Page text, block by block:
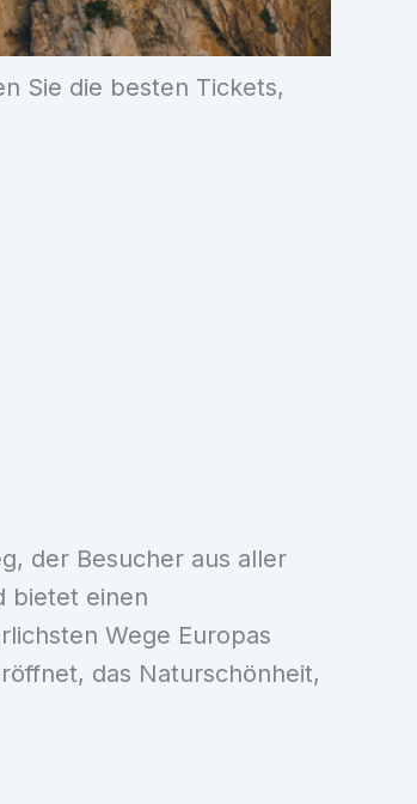
Sie die besten Tickets,
der Besucher aus aller
bietet einen
Wege Europas
das Naturschönheit,